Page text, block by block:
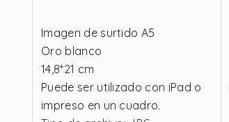
Imagen de surtido A5
Oro blanco
14 ,8*21 cm
Puede ser utilizado con iPad o
impreso en un cuadro.